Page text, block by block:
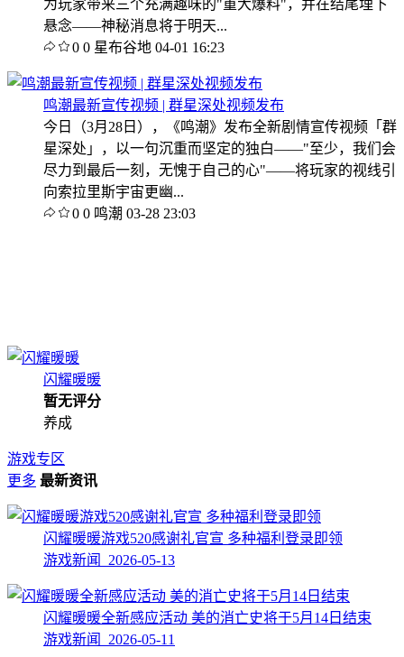
为玩家带来三个充满趣味的"重大爆料"，并在结尾埋下
悬念——神秘消息将于明天...
0 0 星布谷地 04-01 16:23
鸣潮最新宣传视频 | 群星深处视频发布
今日（3月28日），《鸣潮》发布全新剧情宣传视频「群
星深处」，以一句沉重而坚定的独白——"至少，我们会
尽力到最后一刻，无愧于自己的心"——将玩家的视线引
向索拉里斯宇宙更幽...
0 0 鸣潮 03-28 23:03
闪耀暖暖
暂无评分
养成
游戏专区
更多 最新资讯
闪耀暖暖游戏520感谢礼官宣 多种福利登录即领
游戏新闻 2026-05-13
闪耀暖暖全新感应活动 美的消亡史将于5月14日结束
游戏新闻 2026-05-11